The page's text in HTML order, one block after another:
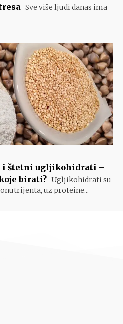
Sve više ljudi danas ima
štetni ugljikohidrati –
birati? Ugljikohidrati su
uz proteine...